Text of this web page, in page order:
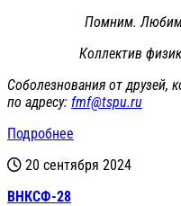
Помним.
Коллектив
Соболезнования от друзей,
по адресу: fmf@tspu.ru
Подробнее
20 сентября 2024
ВНКСФ-28